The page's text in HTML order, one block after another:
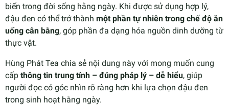
biến trong đời sống hằng ngày. Khi được sử dụng hợp lý,
đậu đen có thể trở thành một phần tự nhiên trong chế độ ăn
uống cân bằng, góp phần đa dạng hóa nguồn dinh dưỡng từ
thực vật.
Hùng Phát Tea chia sẻ nội dung này với mong muốn cung
cấp thông tin trung tính – đúng pháp lý – dễ hiểu, giúp
người đọc có góc nhìn rõ ràng hơn khi lựa chọn đậu đen
trong sinh hoạt hằng ngày.